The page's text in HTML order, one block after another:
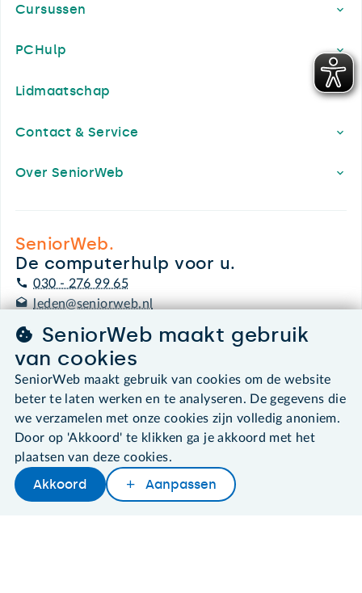
Cursussen
PCHulp
Lidmaatschap
Contact & Service
Over SeniorWeb
SeniorWeb.
De computerhulp voor u.
030 - 276 99 65
leden@seniorweb.nl
©2026 SeniorWeb
Algemene voorwaarden
Disclaimer
Privacybeleid
About SeniorWeb
SeniorWeb maakt gebruik
van cookies
SeniorWeb maakt gebruik van cookies om de website
beter te laten werken en te analyseren. De gegevens die
we verzamelen met onze cookies zijn volledig anoniem.
Door op 'Akkoord' te klikken ga je akkoord met het
plaatsen van deze cookies.
Akkoord Aanpassen